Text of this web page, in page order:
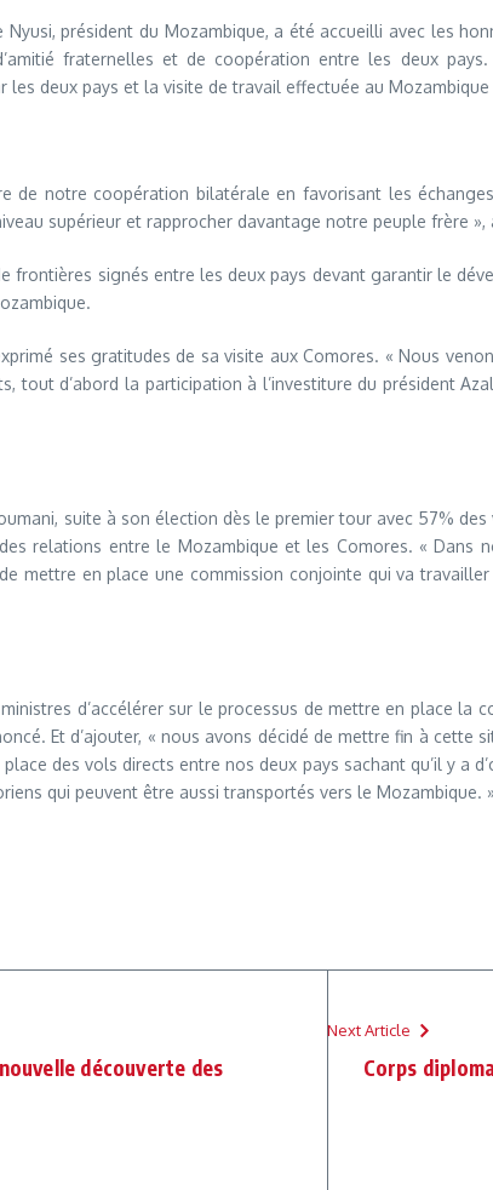
président du Mozambique, a été accueilli avec les
fraternelles et de coopération entre les deux
deux pays et la visite de travail effectuée au Mozambique
de notre coopération bilatérale en favorisant les
supérieur et rapprocher davantage notre peuple frère »,
frontières signés entre les deux pays devant garantir le
ses gratitudes de sa visite aux Comores. « Nous
tout d’abord la participation à l’investiture du président
suite à son élection dès le premier tour avec 57%
relations entre le Mozambique et les Comores. « Dans
mettre en place une commission conjointe qui va
d’accélérer sur le processus de mettre en place
Et d’ajouter, « nous avons décidé de mettre fin à
des vols directs entre nos deux pays sachant qu’il y a
qui peuvent être aussi transportés vers le Mozambique. »
découverte des
Next Article
Corps